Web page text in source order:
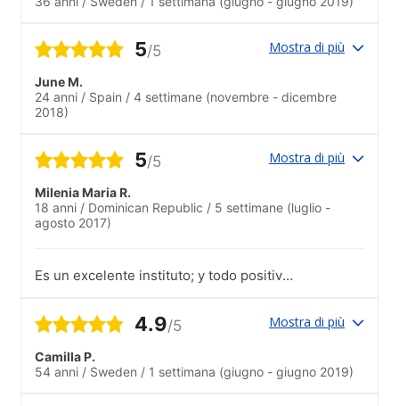
5/5 Mostra di più
June M.
24 anni / Spain / 4 settimane (novembre - dicembre
2018)
5/5 Mostra di più
Milenia Maria R.
18 anni / Dominican Republic / 5 settimane (luglio -
agosto 2017)
Es un excelente instituto; y todo positivo
4.9/5 Mostra di più
Camilla P.
54 anni / Sweden / 1 settimana (giugno - giugno 2019)